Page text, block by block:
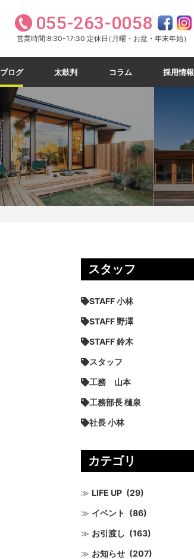
055-263-0058
営業時間:8:30-17:30 定休日（月曜・お盆・年末年始）
ブログ 太鼓判 コラム 採用情報
スタッフ
STAFF 小林
STAFF 野澤
STAFF 鈴木
スタッフ
工務 山本
工務部長 樋泉
社長 小林
カテゴリ
LIFE UP (29)
イベント (86)
お引渡し (163)
お知らせ (207)